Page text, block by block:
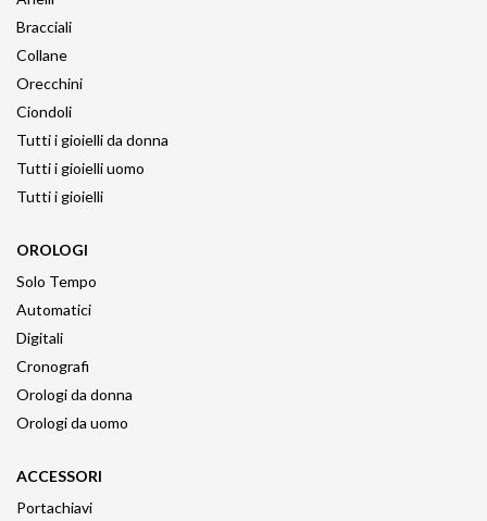
Bracciali
Collane
Orecchini
Ciondoli
Tutti i gioielli da donna
Tutti i gioielli uomo
Tutti i gioielli
OROLOGI
Solo Tempo
Automatici
Digitali
Cronografi
Orologi da donna
Orologi da uomo
ACCESSORI
Portachiavi